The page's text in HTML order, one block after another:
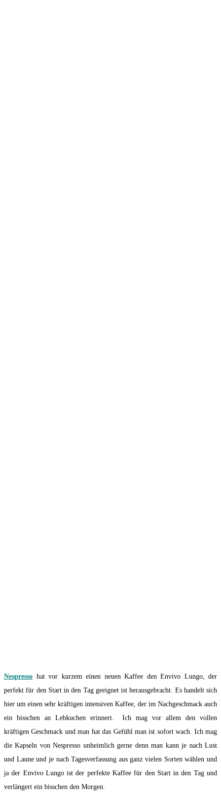
Nespresso hat vor kurzem einen neuen Kaffee den Envivo Lungo, der
perfekt für den Start in den Tag geeignet ist herausgebracht. Es handelt sich
hier um einen sehr kräftigen intensiven Kaffee, der im Nachgeschmack auch
ein bisschen an Lebkuchen erinnert. Ich mag vor allem den vollen
kräftigen Geschmack und man hat das Gefühl man ist sofort wach. Ich mag
die Kapseln von Nespresso unheimlich gerne denn man kann je nach Lust
und Laune und je nach Tagesverfassung aus ganz vielen Sorten wählen und
ja der Envivo Lungo ist der perfekte Kaffee für den Start in den Tag und
verlängert ein bisschen den Morgen.